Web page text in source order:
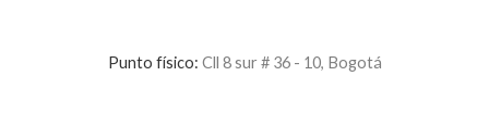
Punto físico: Cll 8 sur # 36 - 10, Bogotá